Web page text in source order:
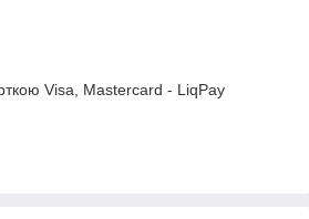
Visa, Mastercard - LiqPay